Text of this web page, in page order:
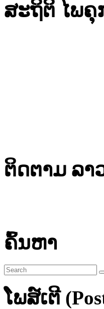
ສະຖິຕິ ໄພຄຸ
ຕິດຕາມ ລາ
ຄົ້ນຫາ
ໂພສ໌ເຕີ